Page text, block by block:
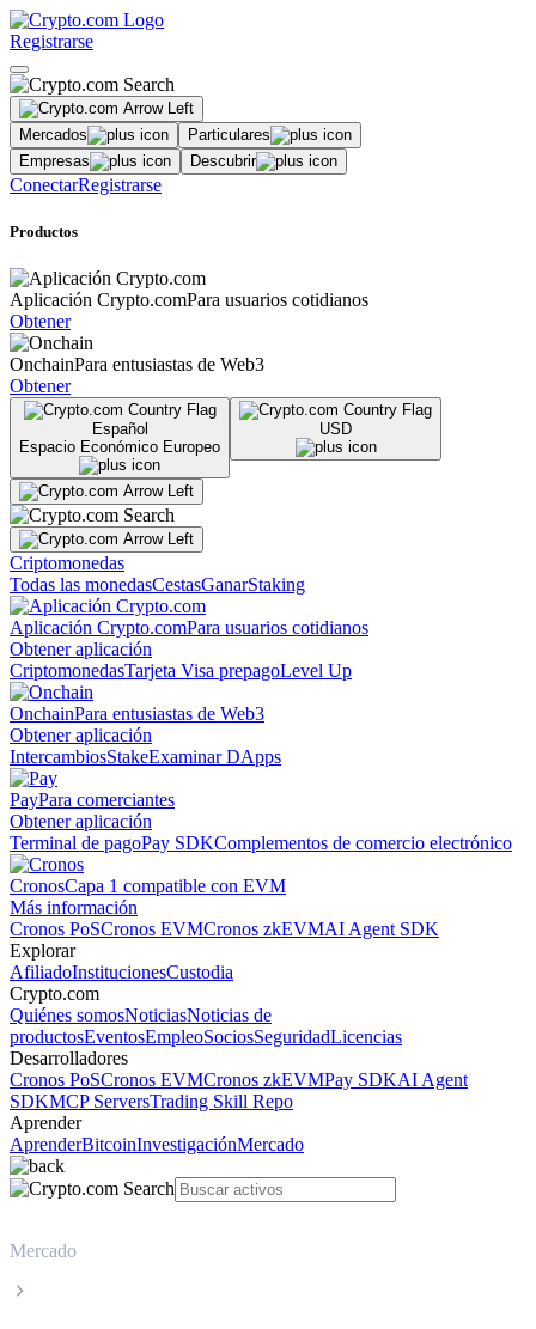
Registrarse
Mercados
Particulares
Empresas
Descubrir
ConectarRegistrarse
Productos
Aplicación Crypto.comPara usuarios cotidianos
Obtener
OnchainPara entusiastas de Web3
Obtener
Español
Espacio Económico Europeo
USD
Criptomonedas
Todas las monedasCestasGanarStaking
Aplicación Crypto.comPara usuarios cotidianos
Obtener aplicación
CriptomonedasTarjeta Visa prepagoLevel Up
OnchainPara entusiastas de Web3
Obtener aplicación
IntercambiosStakeExaminar DApps
PayPara comerciantes
Obtener aplicación
Terminal de pagoPay SDKComplementos de comercio electrónico
CronosCapa 1 compatible con EVM
Más información
Cronos PoSCronos EVMCronos zkEVMAI Agent SDK
Explorar
AfiliadoInstitucionesCustodia
Crypto.com
Quiénes somosNoticiasNoticias de
productosEventosEmpleoSociosSeguridadLicencias
Desarrolladores
Cronos PoSCronos EVMCronos zkEVMPay SDKAI Agent
SDKMCP ServersTrading Skill Repo
Aprender
AprenderBitcoinInvestigaciónMercado
Mercado